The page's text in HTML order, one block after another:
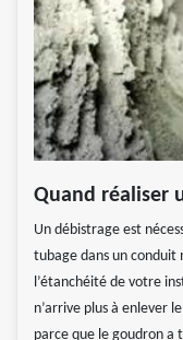
Quand réaliser
Un débistrage est
tubage dans un conduit
l’étanchéité de votre
n’arrive plus à enlever
parce que le goudron a